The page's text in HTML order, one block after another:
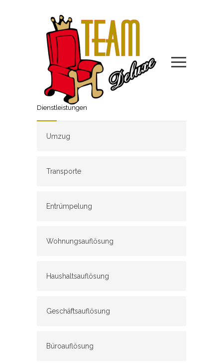
Dienstleistungen
Umzug
Transporte
Entrümpelung
Wohnungsauflösung
Haushaltsauflösung
Geschäftsauflösung
Büroauflösung